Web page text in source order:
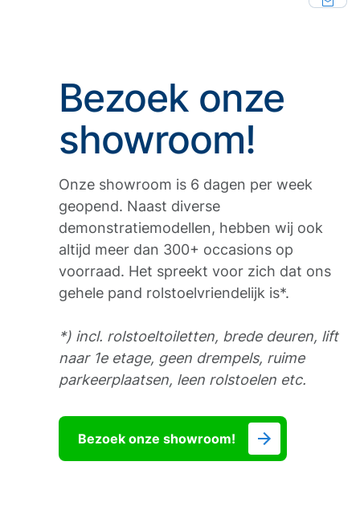
Bezoek onze
showroom!
Onze showroom is 6 dagen per week
geopend. Naast diverse
demonstratiemodellen, hebben wij ook
altijd meer dan 300+ occasions op
voorraad. Het spreekt voor zich dat ons
gehele pand rolstoelvriendelijk is*.
*) incl. rolstoeltoiletten, brede deuren, lift
naar 1e etage, geen drempels, ruime
parkeerplaatsen, leen rolstoelen etc.
Bezoek onze showroom!